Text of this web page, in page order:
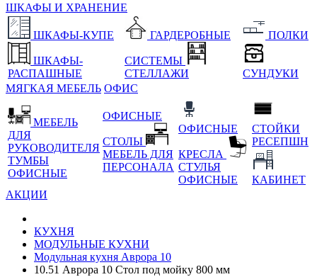
ШКАФЫ И ХРАНЕНИЕ
ШКАФЫ-КУПЕ
ШКАФЫ-
РАСПАШНЫЕ
ГАРДЕРОБНЫЕ
СИСТЕМЫ
СТЕЛЛАЖИ
ПОЛКИ
СУНДУКИ
МЯГКАЯ МЕБЕЛЬ ОФИС
МЕБЕЛЬ
ДЛЯ
РУКОВОДИТЕЛЯ
ТУМБЫ
ОФИСНЫЕ
ОФИСНЫЕ
СТОЛЫ
МЕБЕЛЬ ДЛЯ
ПЕРСОНАЛА
ОФИСНЫЕ
КРЕСЛА
СТУЛЬЯ
ОФИСНЫЕ
СТОЙКИ
РЕСЕПШН
КАБИНЕТ
АКЦИИ
КУХНЯ
МОДУЛЬНЫЕ КУХНИ
Модульная кухня Аврора 10
10.51 Аврора 10 Стол под мойку 800 мм